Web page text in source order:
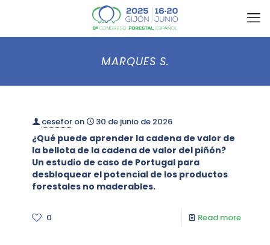
MARQUES S.
cesefor on 30 de junio de 2026
¿Qué puede aprender la cadena de valor de
la bellota de la cadena de valor del piñón?
Un estudio de caso de Portugal para
desbloquear el potencial de los productos
forestales no maderables.
0 Read more